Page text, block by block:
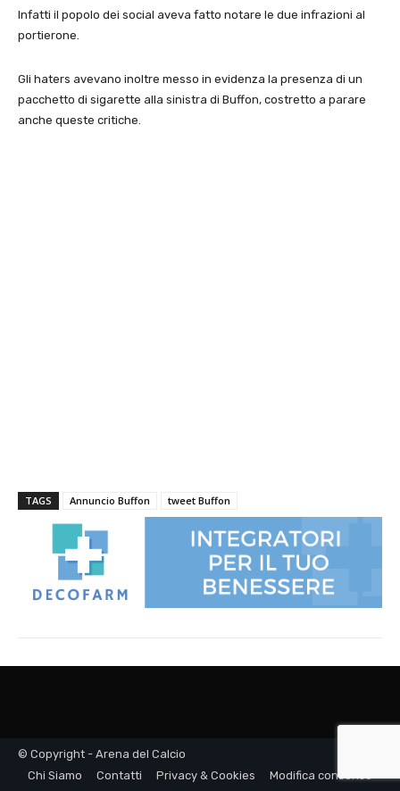
© Copyright - Arena del Calcio
Chi Siamo
Contatti Privacy & Cookies Modifica consenso